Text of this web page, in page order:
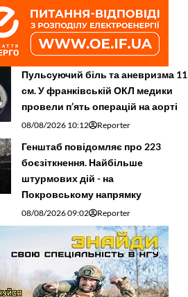
Пульсуючий біль та аневризма 11
см. У франківській ОКЛ медики
провели п’ять операцій на аорті
08/08/2026 10:12 Reporter
Генштаб повідомляє про 223
боєзіткнення. Найбільше
штурмових дій - на
Покровському напрямку
08/08/2026 09:02 Reporter